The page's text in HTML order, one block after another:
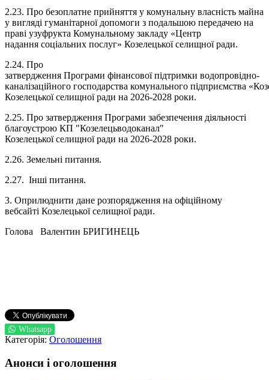
2.23. Про безоплатне прийняття у комунальну власність майна
у вигляді гуманітарної допомоги з подальшою передачею на
праві узуфрукта Комунальному закладу «Центр
надання соціальних послуг» Козелецької селищної ради.
2.24. Про
затвердження Програми фінансової підтримки водопровідно-
каналізаційного господарства комунального підприємства
Козелецької селищної ради на 2026-2028 роки.
2.25. Про затвердження Програми забезпечення діяльності
благоустрою КП "Козелецьводоканал"
Козелецької селищної ради на 2026-2028 роки.
2.26. Земельні питання.
2.27. Інші питання.
3. Оприлюднити дане розпорядження на офіційному
вебсайті Козелецької селищної ради.
Голова Валентин БРИГИНЕЦЬ
Whatsapp
Категорія: Оголошення
Анонси і оголошення